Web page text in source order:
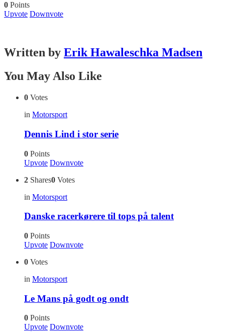
0 Points
Upvote Downvote
Written by Erik Hawaleschka Madsen
You May Also Like
0 Votes
in Motorsport
Dennis Lind i stor serie
0 Points
Upvote Downvote
2 Shares0 Votes
in Motorsport
Danske racerkørere til tops på talent
0 Points
Upvote Downvote
0 Votes
in Motorsport
Le Mans på godt og ondt
0 Points
Upvote Downvote